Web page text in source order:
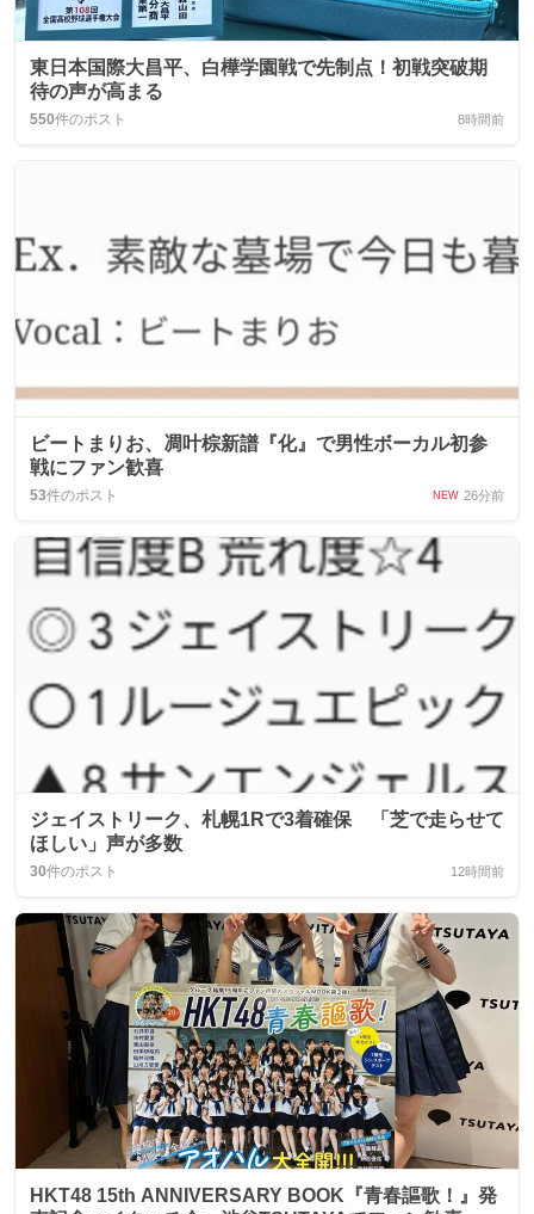
東日本国際大昌平、白樺学園戦で先制点！初戦突破期
待の声が高まる
550件のポスト 8時間前
ビートまりお、凋叶棕新譜『化』で男性ボーカル初参
戦にファン歓喜
53件のポスト NEW 26分前
ジェイストリーク、札幌1Rで3着確保 「芝で走らせて
ほしい」声が多数
30件のポスト 12時間前
HKT48 15th ANNIVERSARY BOOK『青春謳歌！』発